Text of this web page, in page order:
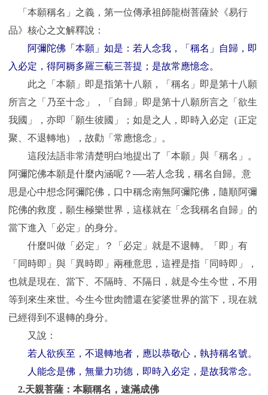
「本願稱名」之義，第一位傳承祖師龍樹菩薩於《易行
品》核心之文解釋說：
阿彌陀佛「本願」如是：若人念我，「稱名」自歸，即
入必定，得阿耨多羅三藐三菩提；是故常應憶念。
此之「本願」即是指第十八願，「稱名」即是第十八願
所言之「乃至十念」，「自歸」即是第十八願所言之「欲生
我國」，亦即「願生彼國」；如是之人，即時入必定（正定
聚、不退轉地），故勸「常應憶念」。
這段法語非常清楚明白地提出了「本願」與「稱名」。
阿彌陀佛本願是什麼內涵呢？──若人念我，稱名自歸。意
思是心中想念阿彌陀佛，口中稱念南無阿彌陀佛，隨順阿彌
陀佛的救度，願生極樂世界，這樣就在「念我稱名自歸」的
當下進入「必定」的身分。
什麼叫做「必定」？「必定」就是不退轉。「即」有
「同時即」與「異時即」兩種意思，這裡是指「同時即」，
也就是現在、當下、不隔時、不隔日，就是今生今世，不用
等到來生來世。今生今世肉體還在娑婆世界的當下，現在就
已經得到不退轉的身分。
又說：
若人欲疾至，不退轉地者，應以恭敬心，執持稱名號。
人能念是佛，無量力功德，即時入必定，是故我常念。
2.天親菩薩：本願稱名，速滿成佛